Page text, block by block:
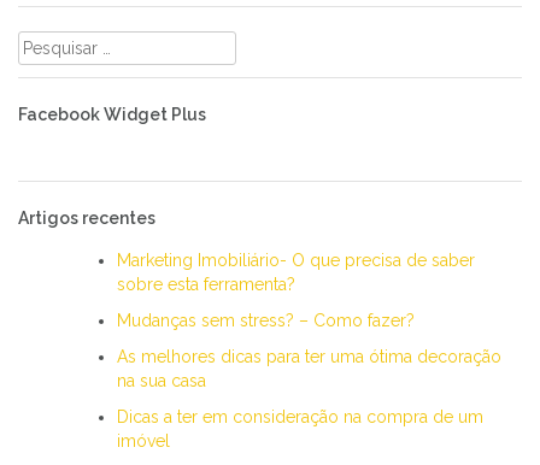
Pesquisar
por:
Facebook Widget Plus
Artigos recentes
Marketing Imobiliário- O que precisa de saber
sobre esta ferramenta?
Mudanças sem stress? – Como fazer?
As melhores dicas para ter uma ótima decoração
na sua casa
Dicas a ter em consideração na compra de um
imóvel